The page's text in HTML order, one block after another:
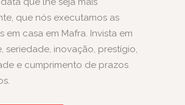
que nós executamos as
em casa em Mafra. Invista em
seriedade, inovação, prestígio,
e cumprimento de prazos